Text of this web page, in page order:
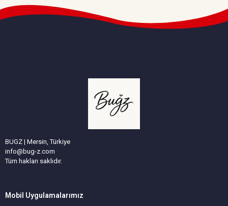
BUGZ | Mersin, Türkiye
info@bug-z.com
Tüm hakları saklıdır.
Mobil Uygulamalarımız